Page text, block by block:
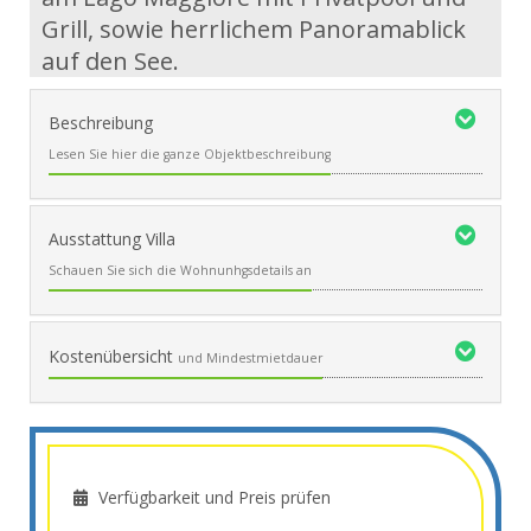
Grill, sowie herrlichem Panoramablick
auf den See.
Beschreibung
Lesen Sie hier die ganze Objektbeschreibung
Ausstattung Villa
Schauen Sie sich die Wohnunhgsdetails an
Kostenübersicht und Mindestmietdauer
Verfügbarkeit und Preis prüfen